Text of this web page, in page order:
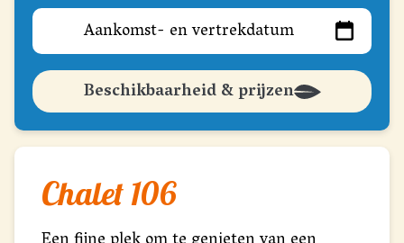
Aankomst- en vertrekdatum
Beschikbaarheid & prijzen
Chalet 106